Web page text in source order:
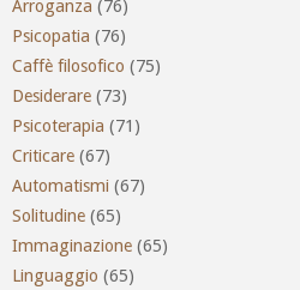
Arroganza (76)
Psicopatia (76)
Caffè filosofico (75)
Desiderare (73)
Psicoterapia (71)
Criticare (67)
Automatismi (67)
Solitudine (65)
Immaginazione (65)
Linguaggio (65)